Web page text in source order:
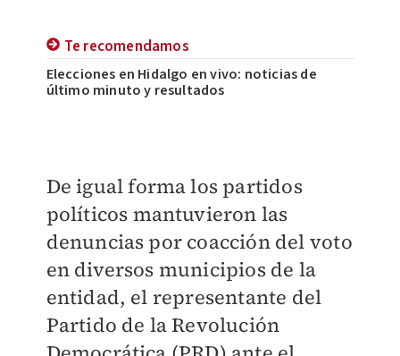
Te recomendamos
Elecciones en Hidalgo en vivo: noticias de
último minuto y resultados
De igual forma los partidos
políticos mantuvieron las
denuncias por coacción del voto
en diversos municipios de la
entidad, el representante del
Partido de la Revolución